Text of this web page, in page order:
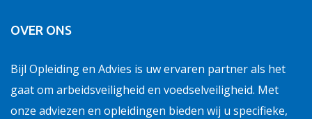
OVER ONS
Bijl Opleiding en Advies is uw ervaren partner als het
gaat om arbeidsveiligheid en voedselveiligheid. Met
onze adviezen en opleidingen bieden wij u specifieke,